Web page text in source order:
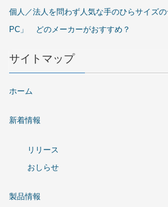
個人／法人を問わず人気な手のひらサイズ
PC」 どのメーカーがおすすめ？
サイトマップ
ホーム
新着情報
リリース
おしらせ
製品情報